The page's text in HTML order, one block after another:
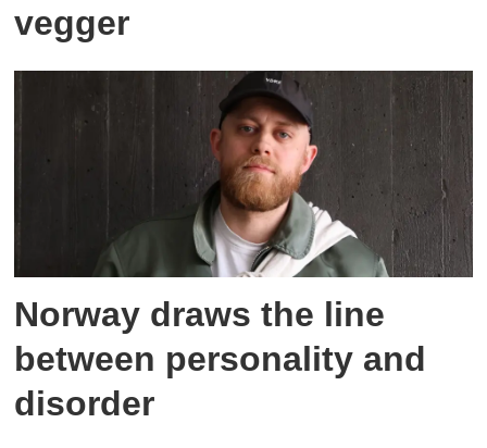
vegger
Norway draws the line
between personality and
disorder